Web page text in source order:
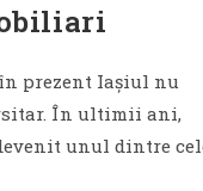
prezent Iașiul nu
În ultimii ani,
unul dintre